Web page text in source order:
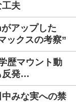
工夫
アップした
ックスの考察”
歴マウント動
反発…
みな実への禁